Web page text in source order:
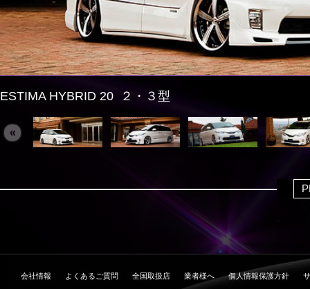
ESTIMA HYBRID 20 ２・３型
«
会社情報 よくあるご質問 全国取扱店 業者様へ 個人情報保護方針